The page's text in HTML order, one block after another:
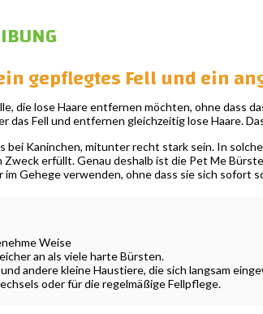
gepflegtes Fell und ein
die lose Haare entfernen möchten, ohne dass
das Fell und entfernen gleichzeitig lose Haare.
bei Kaninchen, mitunter recht stark sein. In
erfüllt. Genau deshalb ist die Pet Me
Gehege verwenden, ohne dass sie sich sofort
Weise
an als viele harte Bürsten.
andere kleine Haustiere, die sich langsam
oder für die regelmäßige Fellpflege.